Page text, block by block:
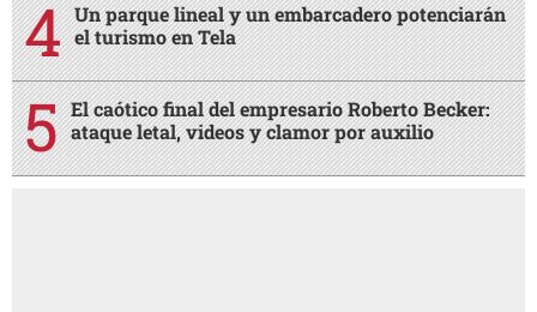
Un parque lineal y un embarcadero potenciarán
el turismo en Tela
El caótico final del empresario Roberto Becker:
ataque letal, videos y clamor por auxilio